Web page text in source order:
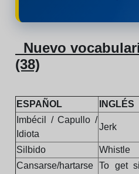
Nuevo
(38)
ESPAÑOL INGLÉS
Imbécil / Capullo /
Idiota
Jerk
Silbido Whistle
Cansarse/hartarse To get